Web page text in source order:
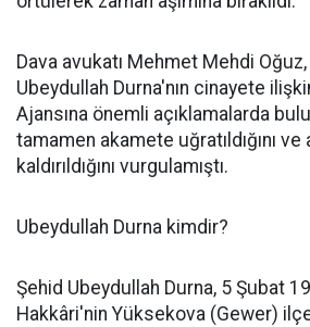
Dava avukatı Mehmet Mehdi Oğuz,
Ubeydullah Durna'nın cinayete
Ajansına önemli açıklamalarda
tamamen akamete uğratıldığını
kaldırıldığını vurgulamıştı.
Ubeydullah Durna kimdir?
Şehid Ubeydullah Durna, 5 Şubat
Hakkâri'nin Yüksekova (Gewer)